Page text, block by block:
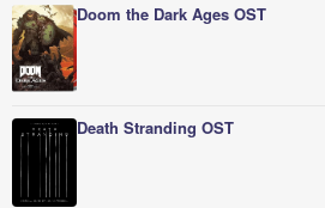
Doom the Dark Ages OST
Death Stranding OST